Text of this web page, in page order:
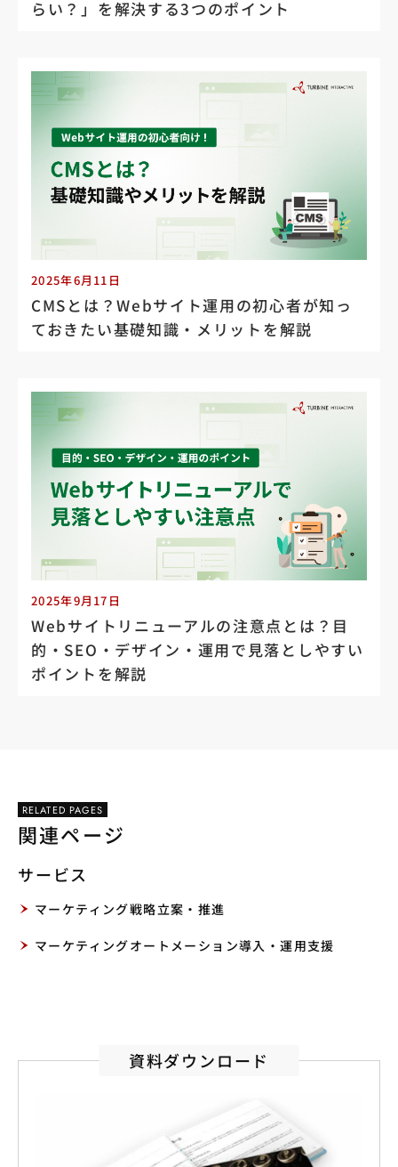
らい？」を解決する3つのポイント
2025年6月11日
CMSとは？Webサイト運用の初心者が知っ
ておきたい基礎知識・メリットを解説
2025年9月17日
Webサイトリニューアルの注意点とは？目
的・SEO・デザイン・運用で見落としやすい
ポイントを解説
RELATED PAGES
関連ページ
サービス
マーケティング戦略立案・推進
マーケティングオートメーション導入・運用支援
資料ダウンロード